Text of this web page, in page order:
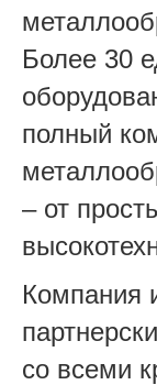
Более 30
полный
– от
Компания
со всеми